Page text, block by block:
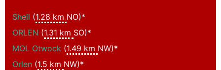
Shell (1.28 km NO)*
ORLEN (1.31 km SO)*
MOL Otwock (1.49 km NW)*
Orlen (1.5 km NW)*